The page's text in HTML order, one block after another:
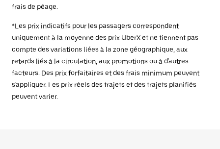
frais de péage.
*Les prix indicatifs pour les passagers correspondent
uniquement à la moyenne des prix UberX et ne tiennent pas
compte des variations liées à la zone géographique, aux
retards liés à la circulation, aux promotions ou à d'autres
facteurs. Des prix forfaitaires et des frais minimum peuvent
s'appliquer. Les prix réels des trajets et des trajets planifiés
peuvent varier.